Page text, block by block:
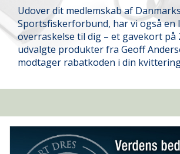
Udover dit medlemskab af Danmarks
Sportsfiskerforbund, har vi også en
overraskelse til dig – et gavekort på
udvalgte produkter fra Geoff
modtager rabatkoden i din